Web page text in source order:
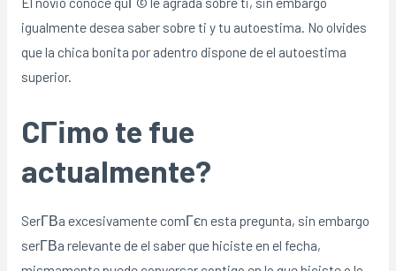
igualmente desea saber sobre ti y tu autoestima. No olvides
que la chica bonita por adentro dispone de el autoestima
superior.
CГіmo te fue
actualmente?
SerГ­В­a excesivamente comГєn esta pregunta, sin embargo
serГ­В­a relevante de el saber que hiciste en el fecha,